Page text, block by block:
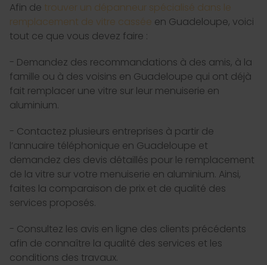
Afin de trouver un dépanneur spécialisé dans le
remplacement de vitre cassée en Guadeloupe, voici
tout ce que vous devez faire :
- Demandez des recommandations à des amis, à la
famille ou à des voisins en Guadeloupe qui ont déjà
fait remplacer une vitre sur leur menuiserie en
aluminium.
- Contactez plusieurs entreprises à partir de
l’annuaire téléphonique en Guadeloupe et
demandez des devis détaillés pour le remplacement
de la vitre sur votre menuiserie en aluminium. Ainsi,
faites la comparaison de prix et de qualité des
services proposés.
- Consultez les avis en ligne des clients précédents
afin de connaître la qualité des services et les
conditions des travaux.